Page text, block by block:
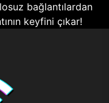
bağlantılardan
keyfini çıkar!